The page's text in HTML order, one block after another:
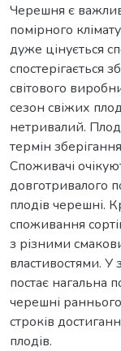
Черешня є
помірного
дуже цінується
спостерігається
світового
сезон свіжих
нетривалий.
термін
Споживачі
довготривалого
плодів черешні.
споживання
з різними
властивостями. У
постає нагальна
черешні раннього
строків
плодів.